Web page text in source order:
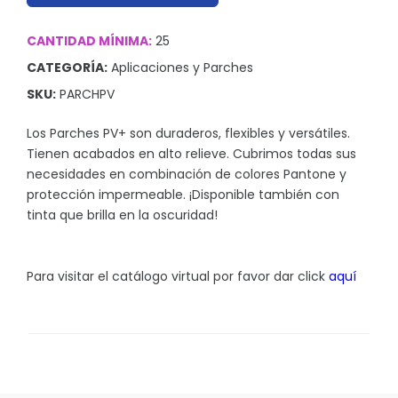
Sombrillas y Paraguas
Sony
Suculentas
Tecnologia
Xiaomi
Accesorios
Blusas y Camisas
CANTIDAD MÍNIMA: 25
CATEGORÍA: Aplicaciones y Parches
SKU: PARCHPV
Los Parches PV+ son duraderos, flexibles y versátiles.
Tienen acabados en alto relieve. Cubrimos todas sus
necesidades en combinación de colores Pantone y
protección impermeable. ¡Disponible también con
tinta que brilla en la oscuridad!
Para visitar el catálogo virtual por favor dar click aquí